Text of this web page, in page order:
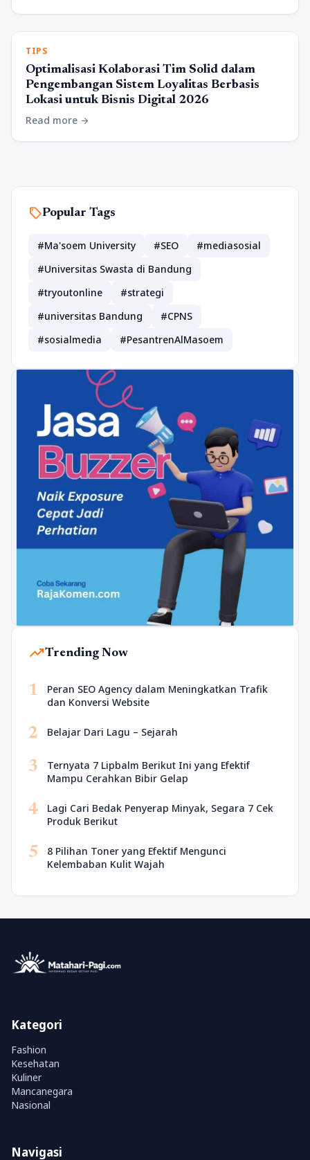
TIPS
Optimalisasi Kolaborasi Tim Solid dalam
Pengembangan Sistem Loyalitas Berbasis
Lokasi untuk Bisnis Digital 2026
Read more arrow_forward
sellPopular Tags
#Ma'soem University #SEO
#mediasosial
#Universitas Swasta di Bandung
#tryoutonline
#strategi
#universitas Bandung
#CPNS
#sosialmedia
#PesantrenAlMasoem
trending_upTrending Now
1
Peran SEO Agency dalam Meningkatkan Trafik
dan Konversi Website
2 Belajar Dari Lagu – Sejarah
3
Ternyata 7 Lipbalm Berikut Ini yang Efektif
Mampu Cerahkan Bibir Gelap
4
Lagi Cari Bedak Penyerap Minyak, Segara 7 Cek
Produk Berikut
5
8 Pilihan Toner yang Efektif Mengunci
Kelembaban Kulit Wajah
Kategori
Fashion
Kesehatan
Kuliner
Mancanegara
Nasional
Navigasi